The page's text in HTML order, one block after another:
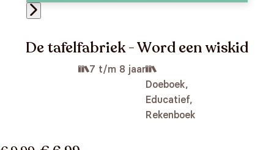
De tafelfabriek - Word een wiskid
7 t/m 8 jaar
Doeboek,
Educatief,
Rekenboek